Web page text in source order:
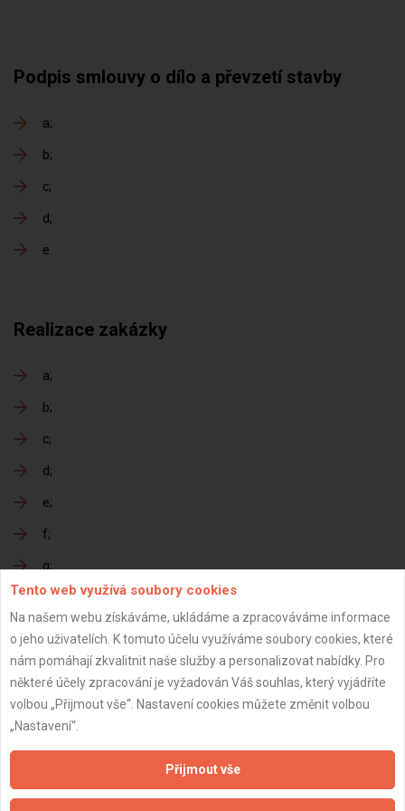
Podpis smlouvy o dílo a převzetí stavby
a
b
c
d
e
Realizace zakázky
a
b
c
d
e
f
g
h
Předání dokončené zakázky
a
b
c
Tento web využívá soubory cookies
Na našem webu získáváme, ukládáme a zpracováváme informace
o jeho uživatelích. K tomuto účelu využíváme soubory cookies, které
nám pomáhají zkvalitnit naše služby a personalizovat nabídky. Pro
některé účely zpracování je vyžadován Váš souhlas, který vyjádříte
volbou „Přijmout vše“. Nastavení cookies můžete změnit volbou
„Nastavení“.
Přijmout vše